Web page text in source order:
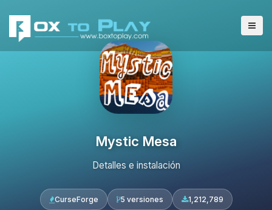
Mystic Mesa
Detalles e instalación
CurseForge 5 versiones 1,212,789